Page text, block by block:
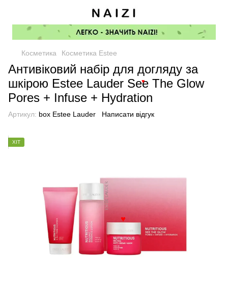
Косметика Косметика Estee
Антивіковий набір для догляду за
шкірою Estee Lauder See The Glow
Pores + Infuse + Hydration
Артикул: box Estee Lauder Написати відгук
ХІТ
♥
♥